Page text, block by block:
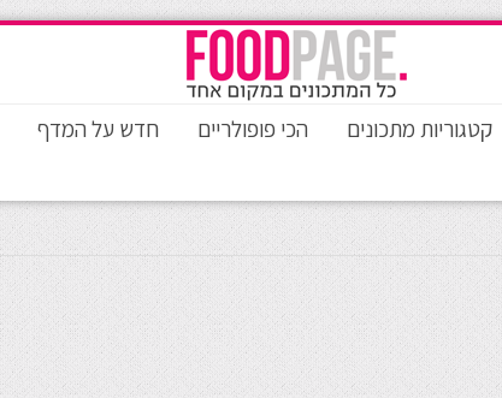
קטגוריות מתכונים הכי פופולריים חדש על המדף